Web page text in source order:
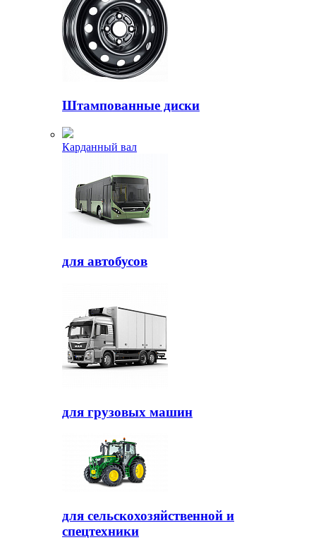
Штампованные диски
Карданный вал
для автобусов
для грузовых машин
для сельскохозяйственной и
спецтехники